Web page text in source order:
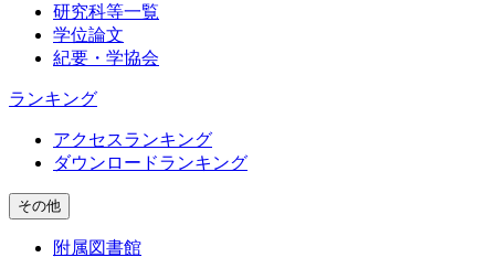
研究科等一覧
学位論文
紀要・学協会
ランキング
アクセスランキング
ダウンロードランキング
その他
附属図書館